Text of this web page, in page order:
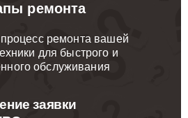
ремонта
ремонта вашей
для быстрого и
обслуживания
заявки